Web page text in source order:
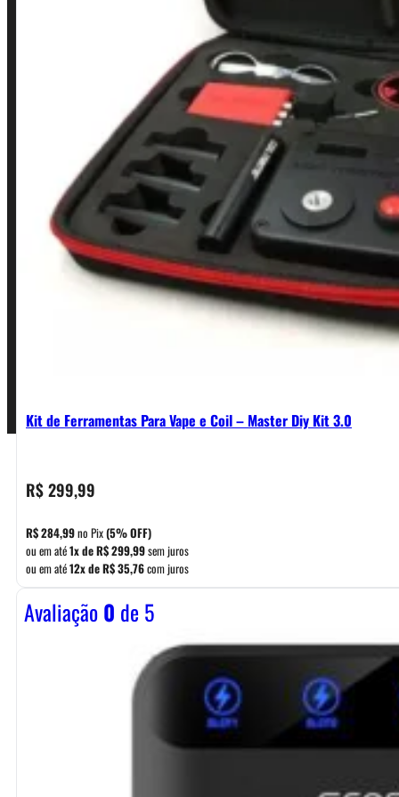
Kit de Ferramentas Para Vape e Coil – Master Diy Kit 3.0
R$299,99
R$284,99no Pix(5% OFF)
ou em até1x deR$299,99sem juros
ou em até12x deR$35,76com juros
Avaliação0 de 5
Política de Privacidade
Política de Frete e Pagamento
Política de Garantia, Reembolso e Devolução
Termos de Uso